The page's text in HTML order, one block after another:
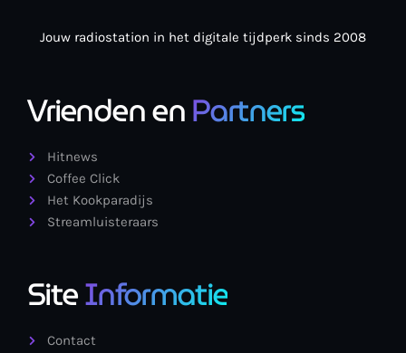
Jouw radiostation in het digitale tijdperk sinds 2008
Vrienden enPartners
Hitnews
Coffee Click
Het Kookparadijs
Streamluisteraars
SiteInformatie
Contact